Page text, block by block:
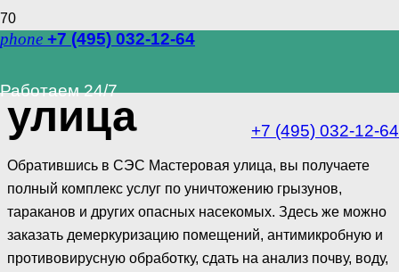
phone +7 (495) 032-12-64
Работаем 24/7
+7 (495) 032-12-64
улица
Обратившись в СЭС Мастеровая улица, вы получаете
полный комплекс услуг по уничтожению грызунов,
тараканов и других опасных насекомых. Здесь же можно
заказать демеркуризацию помещений, антимикробную и
противовирусную обработку, сдать на анализ почву, воду,